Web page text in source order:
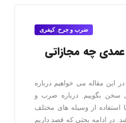
ضرب و جرح,کیفری
چه مجازاتی
مقاله می خواهیم درباره
بگوییم. درباره ضرب و
استفاده از وسیله های مختلف
در ادامه بحثی که قصد داریم